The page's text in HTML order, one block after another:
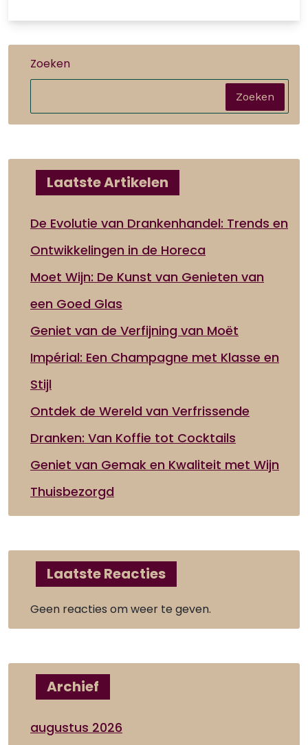
Zoeken
Zoeken
Laatste Artikelen
De Evolutie van Drankenhandel: Trends en
Ontwikkelingen in de Horeca
Moet Wijn: De Kunst van Genieten van
een Goed Glas
Geniet van de Verfijning van Moët
Impérial: Een Champagne met Klasse en
Stijl
Ontdek de Wereld van Verfrissende
Dranken: Van Koffie tot Cocktails
Geniet van Gemak en Kwaliteit met Wijn
Thuisbezorgd
Laatste Reacties
Geen reacties om weer te geven.
Archief
augustus 2026